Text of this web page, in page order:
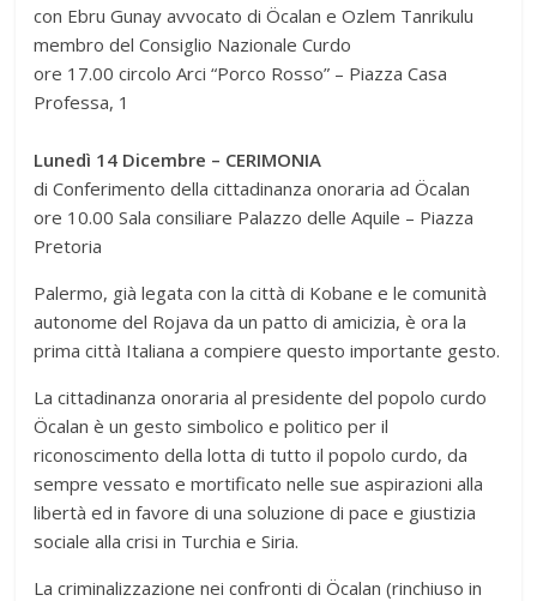
con Ebru Gunay avvocato di Öcalan e Ozlem Tanrikulu
membro del Consiglio Nazionale Curdo
ore 17.00 circolo Arci “Porco Rosso” – Piazza Casa
Professa, 1
Lunedì 14 Dicembre – CERIMONIA
di Conferimento della cittadinanza onoraria ad Öcalan
ore 10.00 Sala consiliare Palazzo delle Aquile – Piazza
Pretoria
Palermo, già legata con la città di Kobane e le comunità
autonome del Rojava da un patto di amicizia, è ora la
prima città Italiana a compiere questo importante gesto.
La cittadinanza onoraria al presidente del popolo curdo
Öcalan è un gesto simbolico e politico per il
riconoscimento della lotta di tutto il popolo curdo, da
sempre vessato e mortificato nelle sue aspirazioni alla
libertà ed in favore di una soluzione di pace e giustizia
sociale alla crisi in Turchia e Siria.
La criminalizzazione nei confronti di Öcalan (rinchiuso in